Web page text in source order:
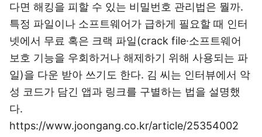
다면 해킹을 피할 수 있는 비밀번호 관리법은 뭘까.
특정 파일이나 소프트웨어가 급하게 필요할 때 인터
넷에서 무료 혹은 크랙 파일(crack file·소프트웨어
보호 기능을 우회하거나 해제하기 위해 사용되는 파
일)을 다운 받아 쓰기도 한다. 김 씨는 인터뷰에서 악
성 코드가 담긴 앱과 링크를 구별하는 법을 설명했
다.
https://www.joongang.co.kr/article/25354002